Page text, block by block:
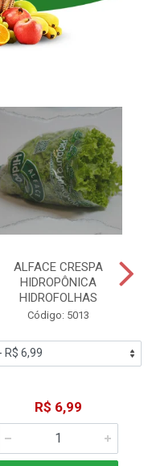
ALFACE CRESPA
HIDROPÔNICA
HIDROFOLHAS
Código: 5013
R$ 6,99